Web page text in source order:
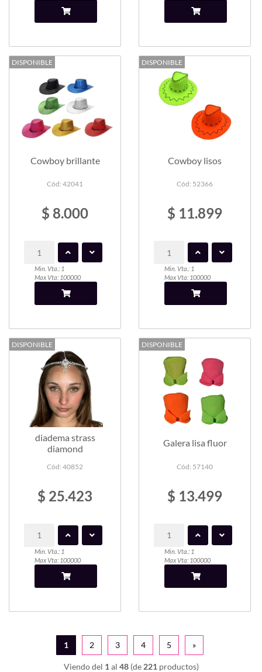
DISPONIBLE
Cowboy brillante
Cód: 42041
$ 8.000
Min. Vta.: 1
Max Vta: 100000
DISPONIBLE
Cowboy lisos
Cód: 52366
$ 11.899
Min. Vta.: 1
Max Vta: 100000
DISPONIBLE
diadema strass
diamond
Cód: 40852
$ 25.423
Min. Vta.: 1
Max Vta: 100000
DISPONIBLE
Galera lisa fluor
Cód: 57140
$ 13.499
Min. Vta.: 1
Max Vta: 100000
1 2 3 4 5 »
Viendo del 1 al 48(de 221 productos)